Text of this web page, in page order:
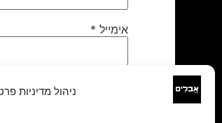
ניהול מדיניות
אימייל *